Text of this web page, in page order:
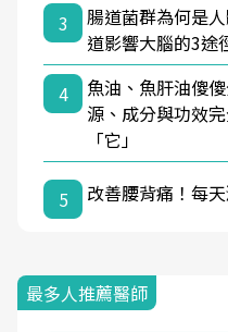
3
腸道菌群為何是
道影響大腦的3途
4
魚油、魚肝油傻
源、成分與功效
「它」
5 改善腰背痛！每
最多人推薦醫師